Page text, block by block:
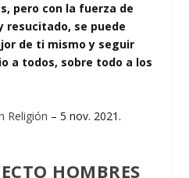
pero con la fuerza de
resucitado, se puede
de ti mismo y seguir
a todos, sobre todo a los
Religión – 5 nov. 2021.
HOMBRES